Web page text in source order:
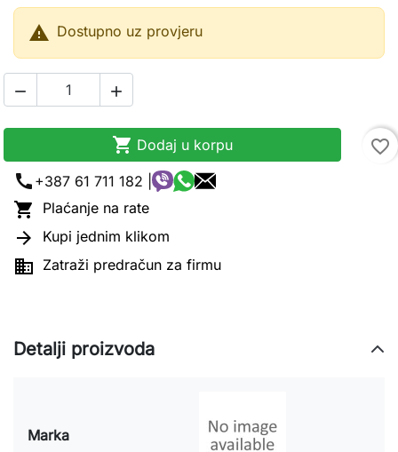
 Dostupno uz provjeru
 
 Dodaj u korpu
favorite_border
call +387 61 711 182 |
 Plaćanje na rate
 Kupi jednim klikom
 Zatraži predračun za firmu
Detalji proizvoda
Marka